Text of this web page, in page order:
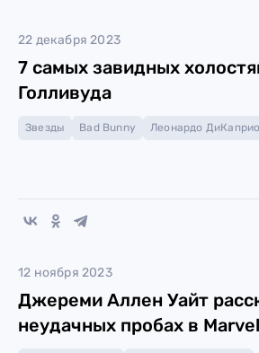
22 декабря 2023
7 самых завидных
Голливуда
Звезды Bad Bunny Леонардо ДиКаприо
12 ноября 2023
Джереми Аллен Уайт
неудачных пробах в Marvel